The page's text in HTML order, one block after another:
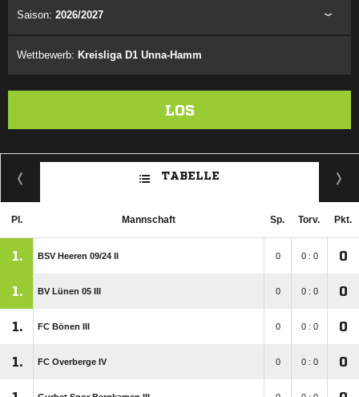
Saison: 2026/2027
Wettbewerb: Kreisliga D1 Unna-Hamm
LOS
TABELLE
Pl. Mannschaft Sp. Torv. Pkt.
1. BSV Heeren 09/​24 II 0 0 : 0 0
1. BV Lünen 05 III 0 0 : 0 0
1. FC Bönen III 0 0 : 0 0
1. FC Overberge IV 0 0 : 0 0